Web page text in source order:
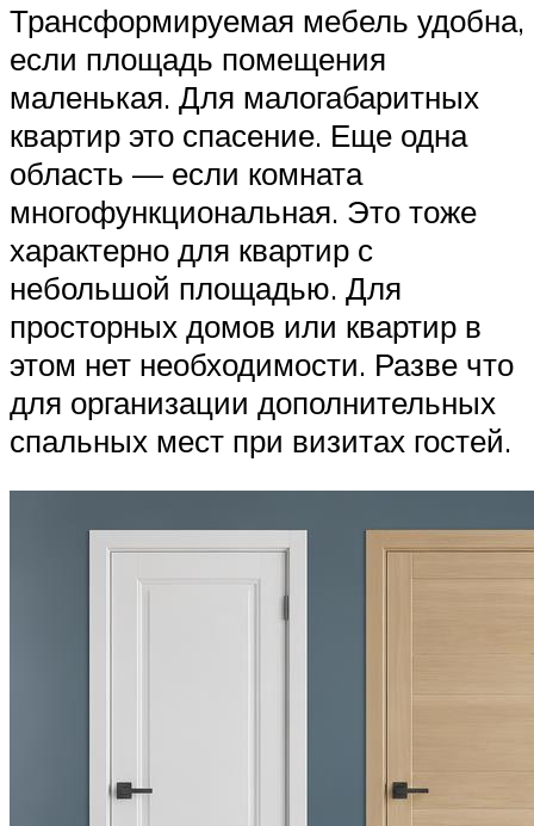
Трансформируемая мебель удобна,
если площадь помещения
маленькая. Для малогабаритных
квартир это спасение. Еще одна
область — если комната
многофункциональная. Это тоже
характерно для квартир с
небольшой площадью. Для
просторных домов или квартир в
этом нет необходимости. Разве что
для организации дополнительных
спальных мест при визитах гостей.